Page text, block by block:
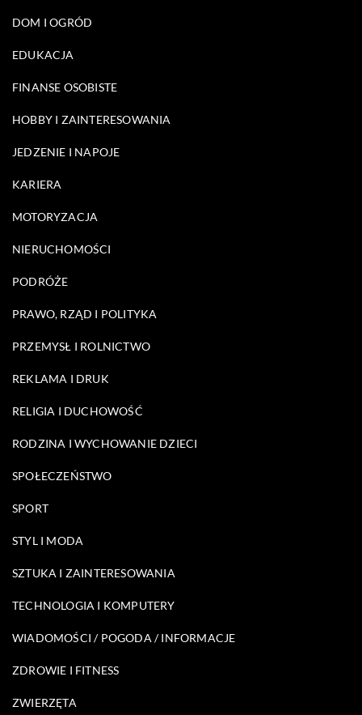
DOM I OGRÓD
EDUKACJA
FINANSE OSOBISTE
HOBBY I ZAINTERESOWANIA
JEDZENIE I NAPOJE
KARIERA
MOTORYZACJA
NIERUCHOMOŚCI
PODRÓŻE
PRAWO, RZĄD I POLITYKA
PRZEMYSŁ I ROLNICTWO
REKLAMA I DRUK
RELIGIA I DUCHOWOŚĆ
RODZINA I WYCHOWANIE DZIECI
SPOŁECZEŃSTWO
SPORT
STYL I MODA
SZTUKA I ZAINTERESOWANIA
TECHNOLOGIA I KOMPUTERY
WIADOMOŚCI / POGODA / INFORMACJE
ZDROWIE I FITNESS
ZWIERZĘTA